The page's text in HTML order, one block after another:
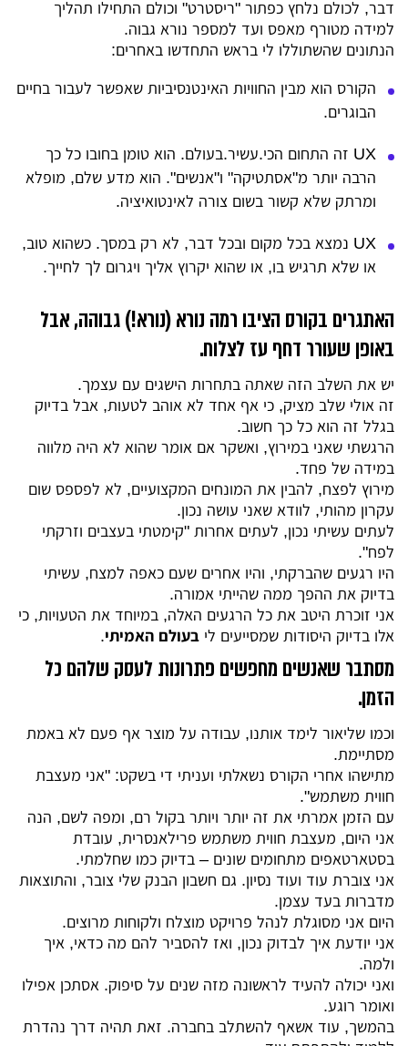
דבר, לכולם נלחץ כפתור "ריסטרט" וכולם התחילו תהליך
למידה מטורף מאפס ועד למספר נורא גבוה.
הנתונים שהשתוללו לי בראש התחדשו באחרים:
הקורס הוא מבין החוויות האינטנסיביות שאפשר לעבור בחיים
הבוגרים.
UX זה התחום הכי.עשיר.בעולם. הוא טומן בחובו כל כך
הרבה יותר מ"אסתטיקה" ו"אנשים". הוא מדע שלם, מופלא
ומרתק שלא קשור בשום צורה לאינטואיציה.
UX נמצא בכל מקום ובכל דבר, לא רק במסך. כשהוא טוב,
או שלא תרגיש בו, או שהוא יקרוץ אליך ויגרום לך לחייך.
האתגרים בקורס הציבו רמה נורא (נורא!) גבוהה, אבל
באופן שעורר דחף עז לצלוח.
יש את השלב הזה שאתה בתחרות הישגים עם עצמך.
זה אולי שלב מציק, כי אף אחד לא אוהב לטעות, אבל בדיוק
בגלל זה הוא כל כך חשוב.
הרגשתי שאני במירוץ, ואשקר אם אומר שהוא לא היה מלווה
במידה של פחד.
מירוץ לפצח, להבין את המונחים המקצועיים, לא לפספס שום
עקרון מהותי, לוודא שאני עושה נכון.
לעתים עשיתי נכון, לעתים אחרות "קימטתי בעצבים וזרקתי
לפח".
היו רגעים שהברקתי, והיו אחרים שעם כאפה למצח, עשיתי
בדיוק את ההפך ממה שהייתי אמורה.
אני זוכרת היטב את כל הרגעים האלה, במיוחד את הטעויות, כי
אלו בדיוק היסודות שמסייעים לי בעולם האמיתי.
מסתבר שאנשים מחפשים פתרונות לעסק שלהם כל
הזמן.
וכמו שליאור לימד אותנו, עבודה על מוצר אף פעם לא באמת
מסתיימת.
מתישהו אחרי הקורס נשאלתי ועניתי די בשקט: "אני מעצבת
חווית משתמש".
עם הזמן אמרתי את זה יותר ויותר בקול רם, ומפה לשם, הנה
אני היום, מעצבת חווית משתמש פרילאנסרית, עובדת
בסטארטאפים מתחומים שונים – בדיוק כמו שחלמתי.
אני צוברת עוד ועוד נסיון. גם חשבון הבנק שלי צובר, והתוצאות
מדברות בעד עצמן.
היום אני מסוגלת לנהל פרויקט מוצלח ולקוחות מרוצים.
אני יודעת איך לבדוק נכון, ואז להסביר להם מה כדאי, איך
ולמה.
ואני יכולה להעיד לראשונה מזה שנים על סיפוק. אסתכן אפילו
ואומר רוגע.
בהמשך, עוד אשאף להשתלב בחברה. זאת תהיה דרך נהדרת